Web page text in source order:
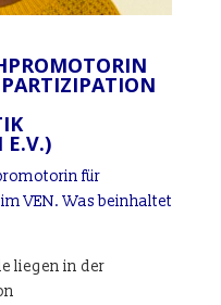
E.V.)
für
VEN. Was beinhaltet
liegen in der